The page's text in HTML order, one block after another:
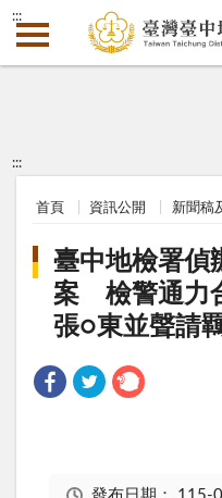
:::
:::
首頁 資訊公開 新聞稿
臺中地檢署偵
案 檢警通力
張○東並聲請